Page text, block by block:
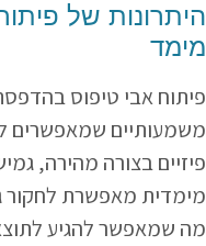
היתרונות של
מימד
פיתוח אבי טיפוס
משמעותיים שמאפשרים
פיזיים בצורה מהירה,
מימדית מאפשרת לחקור
מה שמאפשר להגיע